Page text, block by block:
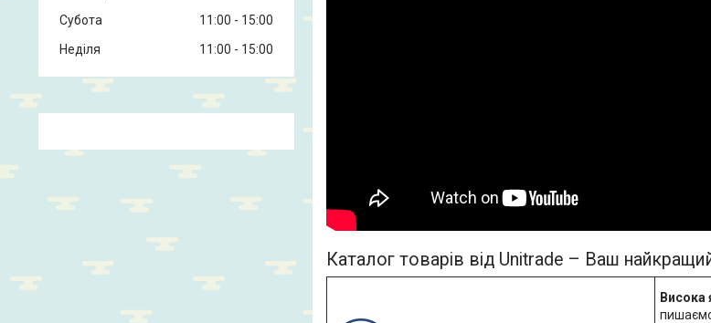
Каталог товарів від Unitrade – Ваш
Висока
Субота
11:00
15:00
Неділя
11:00 15:00